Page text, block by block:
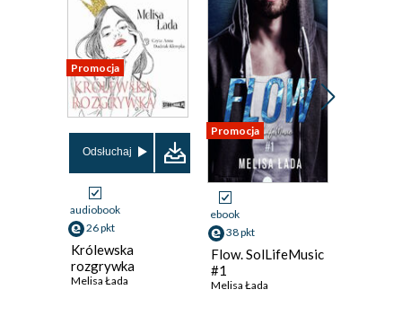
Promocja
Odsłuchaj
audiobook
26 pkt
Królewska
rozgrywka
Melisa Łada
Promocja
ebook
38 pkt
Flow. SolLifeMusic
#1
Melisa Łada